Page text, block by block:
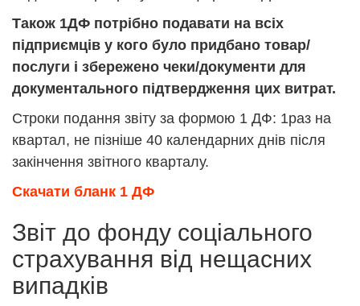
Також 1ДФ потрібно подавати на всіх
підприємців у кого було придбано товар/
послуги і збережено чеки/документи для
документального підтвердження цих витрат.
Строки подання звіту за формою 1 ДФ: 1раз на
квартал, не пізніше 40 календарних днів після
закінчення звітного кварталу.
Скачати бланк 1 ДФ
Звіт до фонду соціального
страхування від нещасних
випадків